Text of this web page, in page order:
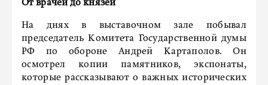
От врачей до князей
На днях в выставочном зале побывал
председатель Комитета Государственной думы
РФ по обороне Андрей Картаполов. Он
осмотрел копии памятников, экспонаты,
которые рассказывают о важных исторических